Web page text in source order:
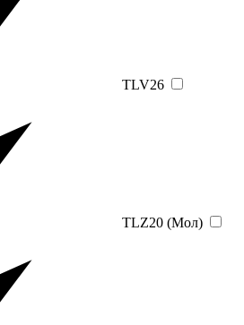
TLV26
TLZ20 (Мол)